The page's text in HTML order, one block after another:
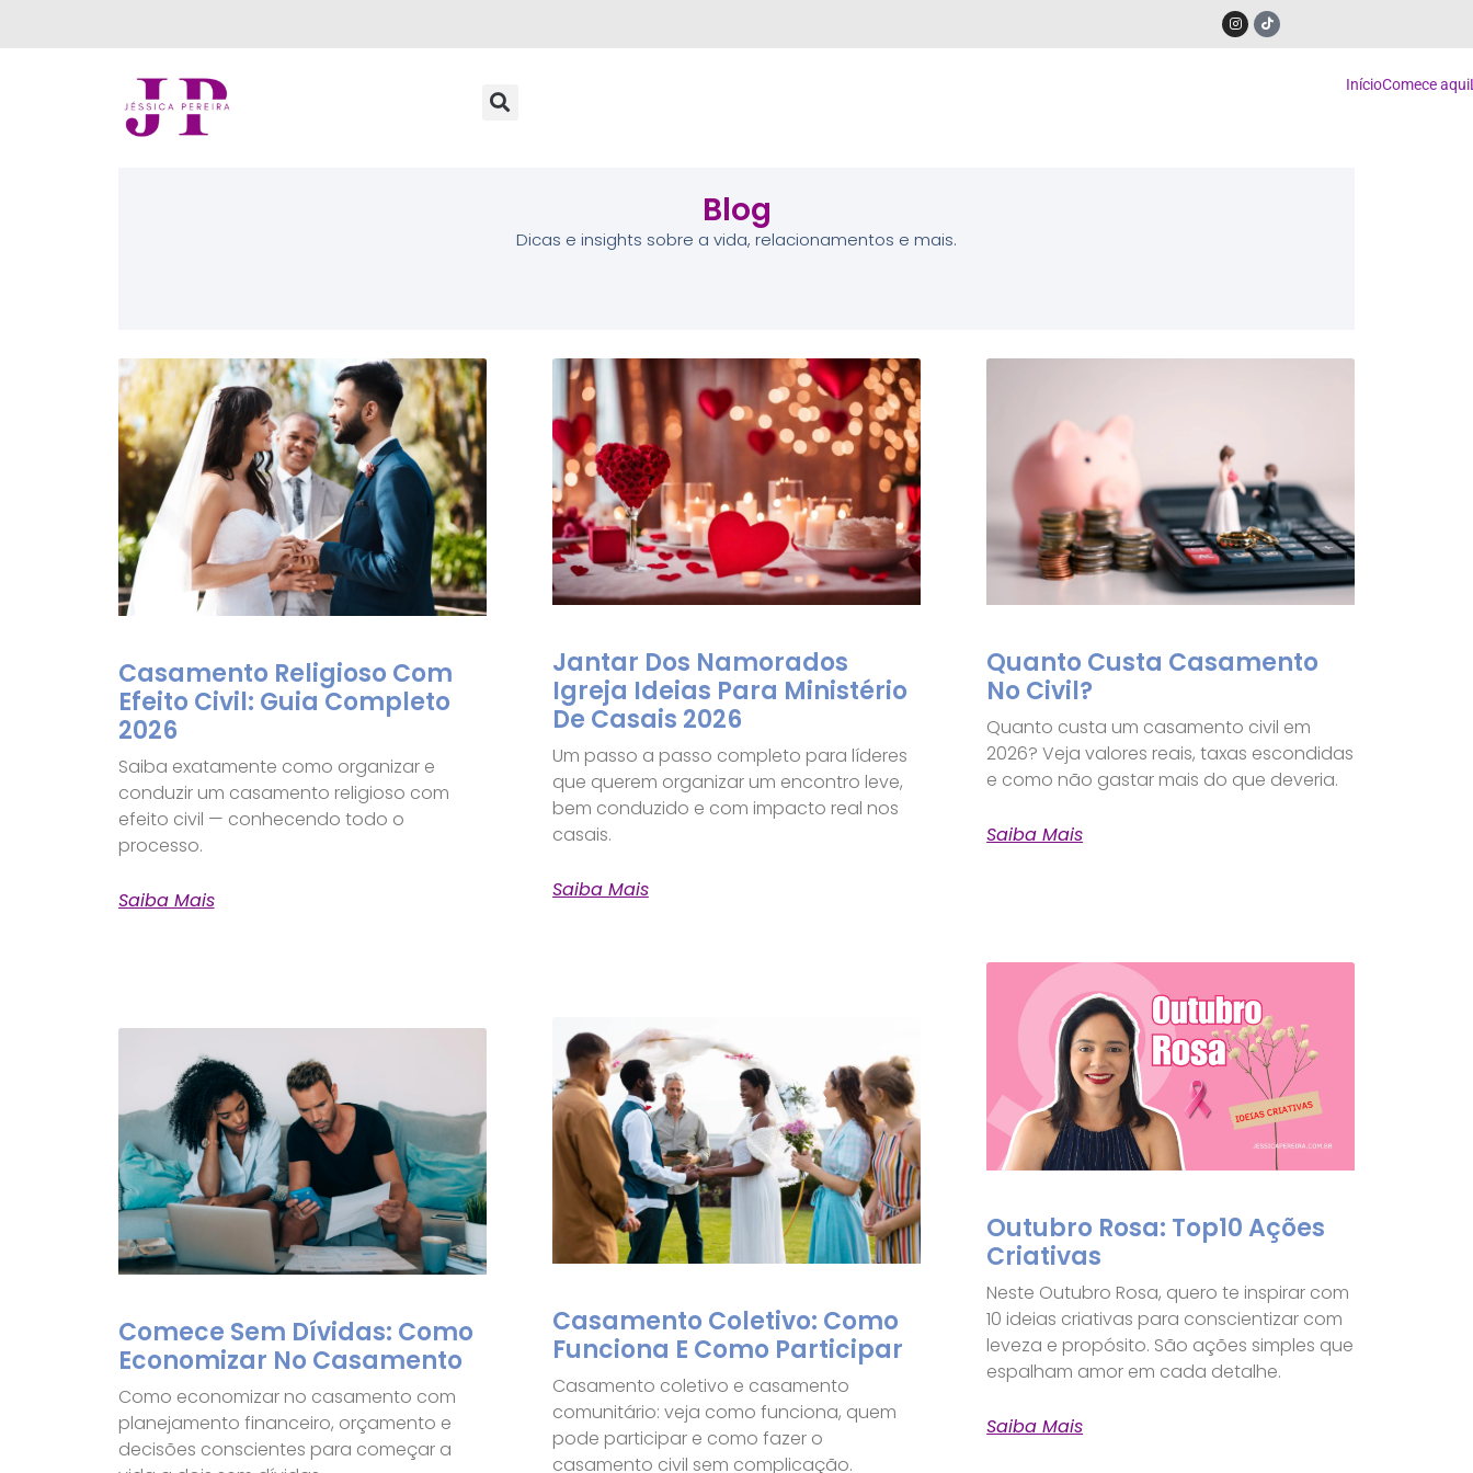
InícioComece aqui
Blog
Dicas e insights sobre a vida, relacionamentos e mais.
Casamento Religioso Com
Efeito Civil: Guia Completo
2026
Saiba exatamente como organizar e
conduzir um casamento religioso com
efeito civil — conhecendo todo o
processo.
Saiba Mais
Jantar Dos Namorados
Igreja Ideias Para Ministério
De Casais 2026
Um passo a passo completo para líderes
que querem organizar um encontro leve,
bem conduzido e com impacto real nos
casais.
Saiba Mais
Quanto Custa Casamento
No Civil?
Quanto custa um casamento civil em
2026? Veja valores reais, taxas escondidas
e como não gastar mais do que deveria.
Saiba Mais
Comece Sem Dívidas: Como
Economizar No Casamento
Como economizar no casamento com
planejamento financeiro, orçamento e
decisões conscientes para começar a
Casamento Coletivo: Como
Funciona E Como Participar
Casamento coletivo e casamento
comunitário: veja como funciona, quem
pode participar e como fazer o
casamento civil sem complicação.
Outubro Rosa: Top10 Ações
Criativas
Neste Outubro Rosa, quero te inspirar com
10 ideias criativas para conscientizar com
leveza e propósito. São ações simples que
espalham amor em cada detalhe.
Saiba Mais